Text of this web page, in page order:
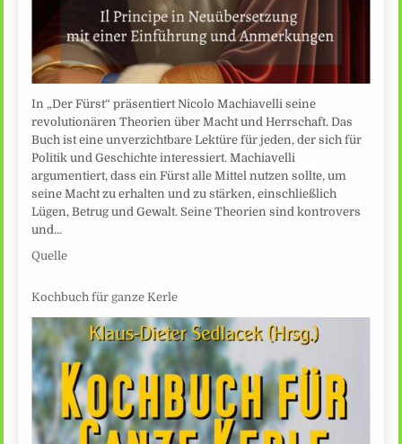
In „Der Fürst“ präsentiert Nicolo Machiavelli seine
revolutionären Theorien über Macht und Herrschaft. Das
Buch ist eine unverzichtbare Lektüre für jeden, der sich für
Politik und Geschichte interessiert. Machiavelli
argumentiert, dass ein Fürst alle Mittel nutzen sollte, um
seine Macht zu erhalten und zu stärken, einschließlich
Lügen, Betrug und Gewalt. Seine Theorien sind kontrovers
und…
Quelle
Kochbuch für ganze Kerle